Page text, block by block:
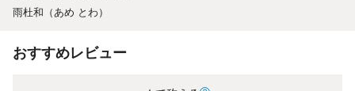
雨杜和（あめ とわ）
おすすめレビュー